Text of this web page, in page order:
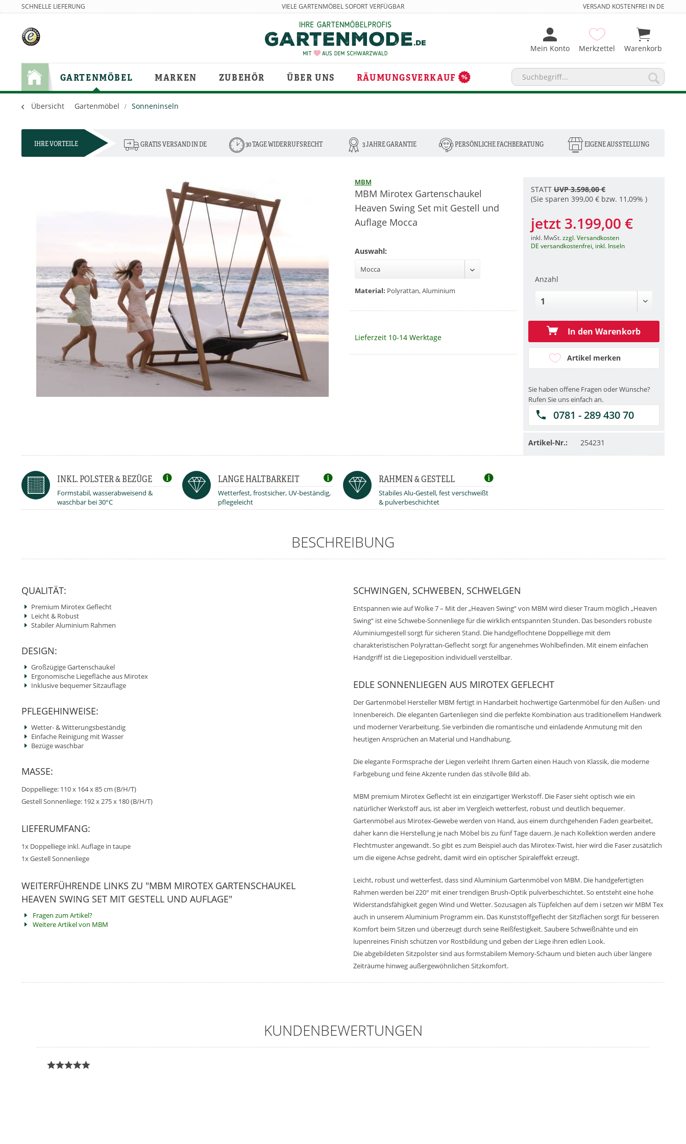
SCHNELLE LIEFERUNG VIELE GARTENMÖBEL SOFORT VERFÜGBAR VERSAND KOSTENFREI IN DE
Mein Konto Merkzettel Warenkorb
GARTENMÖBEL MARKEN ZUBEHÖR ÜBER UNS RÄUMUNGSVERKAUF
Übersicht Gartenmöbel Sonneninseln
IHRE VORTEILE GRATIS VERSAND IN DE 30 TAGE WIDERRUFSRECHT 3 JAHRE GARANTIE PERSÖNLICHE FACHBERATUNG EIGENE AUSSTELLUNG
MBM
MBM Mirotex Gartenschaukel
Heaven Swing Set mit Gestell und
Auflage Mocca
Auswahl:
Material: Polyrattan, Aluminium
Lieferzeit 10-14 Werktage
STATTUVP 3.598,00 €
(Sie sparen 399,00 € bzw. 11,09% )
jetzt 3.199,00 €
inkl. MwSt.zzgl. Versandkosten
DE versandkostenfrei, inkl. Inseln
Anzahl
In den Warenkorb
Artikel merken
Sie haben offene Fragen oder Wünsche?
Rufen Sie uns einfach an.
0781 - 289 430 70
Artikel-Nr.: 254231
INKL. POLSTER & BEZÜGE
Formstabil, wasserabweisend &
waschbar bei 30°C
LANGE HALTBARKEIT
Wetterfest, frostsicher, UV-beständig,
pflegeleicht
RAHMEN & GESTELL
Stabiles Alu-Gestell, fest verschweißt
& pulverbeschichtet
BESCHREIBUNG
QUALITÄT:
Premium Mirotex Geflecht
Leicht & Robust
Stabiler Aluminium Rahmen
DESIGN:
Großzügige Gartenschaukel
Ergonomische Liegefläche aus Mirotex
Inklusive bequemer Sitzauflage
PFLEGEHINWEISE:
Wetter- & Witterungsbeständig
Einfache Reinigung mit Wasser
Bezüge waschbar
MASSE:
Doppelliege: 110 x 164 x 85 cm (B/H/T)
Gestell Sonnenliege: 192 x 275 x 180 (B/H/T)
LIEFERUMFANG:
1x Doppelliege inkl. Auflage in taupe
1x Gestell Sonnenliege
WEITERFÜHRENDE LINKS ZU "MBM MIROTEX GARTENSCHAUKEL
HEAVEN SWING SET MIT GESTELL UND AUFLAGE"
Fragen zum Artikel?
Weitere Artikel von MBM
SCHWINGEN, SCHWEBEN, SCHWELGEN
Entspannen wie auf Wolke 7 – Mit der „Heaven Swing“ von MBM wird dieser Traum möglich „Heaven
Swing“ ist eine Schwebe-Sonnenliege für die wirklich entspannten Stunden. Das besonders robuste
Aluminiumgestell sorgt für sicheren Stand. Die handgeflochtene Doppelliege mit dem
charakteristischen Polyrattan-Geflecht sorgt für angenehmes Wohlbefinden. Mit einem einfachen
Handgriff ist die Liegeposition individuell verstellbar.
EDLE SONNENLIEGEN AUS MIROTEX GEFLECHT
Der Gartenmöbel Hersteller MBM fertigt in Handarbeit hochwertige Gartenmöbel für den Außen- und
Innenbereich. Die eleganten Gartenliegen sind die perfekte Kombination aus traditionellem Handwerk
und moderner Verarbeitung. Sie verbinden die romantische und einladende Anmutung mit den
heutigen Ansprüchen an Material und Handhabung.
Die elegante Formsprache der Liegen verleiht Ihrem Garten einen Hauch von Klassik, die moderne
Farbgebung und feine Akzente runden das stilvolle Bild ab.
MBM premium Mirotex Geflecht ist ein einzigartiger Werkstoff. Die Faser sieht optisch wie ein
natürlicher Werkstoff aus, ist aber im Vergleich wetterfest, robust und deutlich bequemer.
Gartenmöbel aus Mirotex-Gewebe werden von Hand, aus einem durchgehenden Faden gearbeitet,
daher kann die Herstellung je nach Möbel bis zu fünf Tage dauern. Je nach Kollektion werden andere
Flechtmuster angewandt. So gibt es zum Beispiel auch das Mirotex-Twist, hier wird die Faser zusätzlich
um die eigene Achse gedreht, damit wird ein optischer Spiraleffekt erzeugt.
Leicht, robust und wetterfest, dass sind Aluminium Gartenmöbel von MBM. Die handgefertigten
Rahmen werden bei 220° mit einer trendigen Brush-Optik pulverbeschichtet. So entsteht eine hohe
Widerstandsfähigkeit gegen Wind und Wetter. Sozusagen als Tüpfelchen auf dem i setzen wir MBM Tex
auch in unserem Aluminium Programm ein. Das Kunststoffgeflecht der Sitzflächen sorgt für besseren
Komfort beim Sitzen und überzeugt durch seine Reißfestigkeit. Saubere Schweißnähte und ein
lupenreines Finish schützen vor Rostbildung und geben der Liege ihren edlen Look.
Die abgebildeten Sitzpolster sind aus formstabilem Memory-Schaum und bieten auch über längere
Zeiträume hinweg außergewöhnlichen Sitzkomfort.
KUNDENBEWERTUNGEN